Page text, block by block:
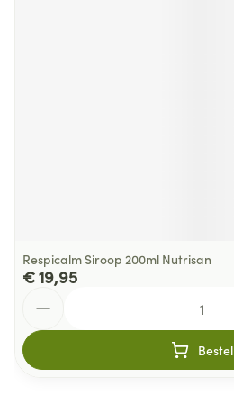
Respicalm Siroop 200ml Nutrisan
€ 19,95
Bestel